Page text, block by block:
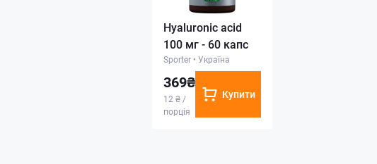
Hyaluronic acid
100 мг - 60 капс
Sporter • Україна
369₴
12 ₴ /
порція
Купити